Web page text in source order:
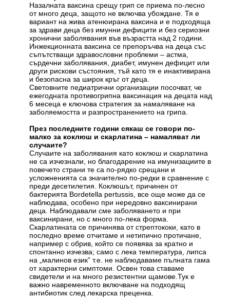
Назалната ваксина срещу грип се приема по-лесно
от много деца, защото не включва убождане. Тя е
вариант на жива атенюирана ваксина и е подходяща
за здрави деца без имунни дефицити и без сериозни
хронични заболявания във възрастта над 2 години.
Инжекционната ваксина се препоръчва на деца със
съпътстващи здравословни проблеми – астма,
сърдечни заболявания, диабет, имунен дефицит или
други рискови състояния, тъй като тя е инактивирана
и безопасна за широк кръг от деца.
Световните педиатрични организации посочват, че
ежегодната противогрипна ваксинация на децата над
6 месеца е ключова стратегия за намаляване на
заболяемостта и разпространението на грипа.
През последните години сякаш се говори по-
малко за коклюш и скарлатина – намаляват ли
случаите?
Случаите на заболявания като коклюш и скарлатина
не са изчезнали, но благодарение на имунизациите в
повечето страни те са по-рядко срещани и
усложненията са значително по-редки в сравнение с
преди десетилетия. Коклюшът, причинен от
бактерията Bordetella pertussis, все още може да се
наблюдава, особено при нередовно ваксинирани
деца. Наблюдавали сме заболяването и при
ваксинирани, но с много по-лека форма.
Скарлатината се причинява от стрептококи, като в
последно време отчитаме и нетипично протичане,
например с обрив, който се появява за кратно и
спонтанно изчезва; само с лека температура, липса
на „малинов език” т.е. не наблюдаваме пълната гама
от характерни симптоми. Освен това ставаме
свидетели и на много резистентни щамове.Тук е
важно навременното включване на подходящ
антибиотик след лекарска преценка.